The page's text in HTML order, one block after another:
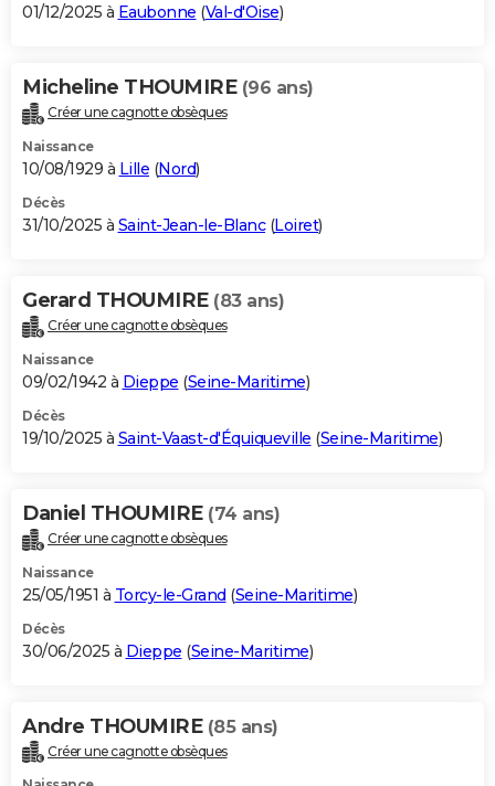
BONS PLANS
Carte de Noël
Carte Bonne année
Carte Saint-Valentin
Carte Pâques
Carte d'anniversaire
DICTIONNAIRE
Dictionnaire
Biographies
Citations
Expressions
Proverbes
PROGRAMME TV
S'inscrire
Se connecter
Lycées
Collèges
Primaires
Universités
Entreprises
Service militaire
Avis de recherche
AVIS DE DÉCÈS
Bricolage
Lifestyle
Culture
Sport
Auto
Television
Voyage
Cinema
01/12/2025 à Eaubonne (Val-d'Oise)
Micheline THOUMIRE (96 ans)
Créer une cagnotte obsèques
Naissance
10/08/1929 à Lille (Nord)
Décès
31/10/2025 à Saint-Jean-le-Blanc(Loiret)
Gerard THOUMIRE (83 ans)
Créer une cagnotte obsèques
Naissance
09/02/1942 à Dieppe (Seine-Maritime)
Décès
19/10/2025 à Saint-Vaast-d'Équiqueville (Seine-Maritime)
Daniel THOUMIRE (74 ans)
Créer une cagnotte obsèques
Naissance
25/05/1951 à Torcy-le-Grand (Seine-Maritime)
Décès
30/06/2025 à Dieppe (Seine-Maritime)
Andre THOUMIRE (85 ans)
Créer une cagnotte obsèques